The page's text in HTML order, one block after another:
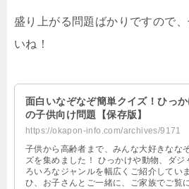
盛り上がる問題ばかりですので
いね！
面白いなぞなぞ簡単クイズ！ひっ
の子供向け問題【保存版】
https://okapon-info.com/archives/9171
子供から高齢者まで、みんな大好きなな
ズを集めました！ ひっかけや動物、ダジ
ろいろなジャンルを幅広くご紹介してい
ひ、お子さんとご一緒に、ご家族でご覧